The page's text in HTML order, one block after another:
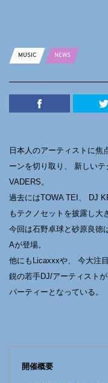
MUSIC
NEWS
日本人のアーティストに焦
ーンを切り取り、 新しい
VADERS。
過去にはTOWA TEI、 DJ
もテクノセットを披露し大
今回は石野卓球と砂原良徳
Aが登場。
他にもLicaxxxや、 今大注
鋭の若手DJ/アーティスト
パーティーとなっている。
開催概要